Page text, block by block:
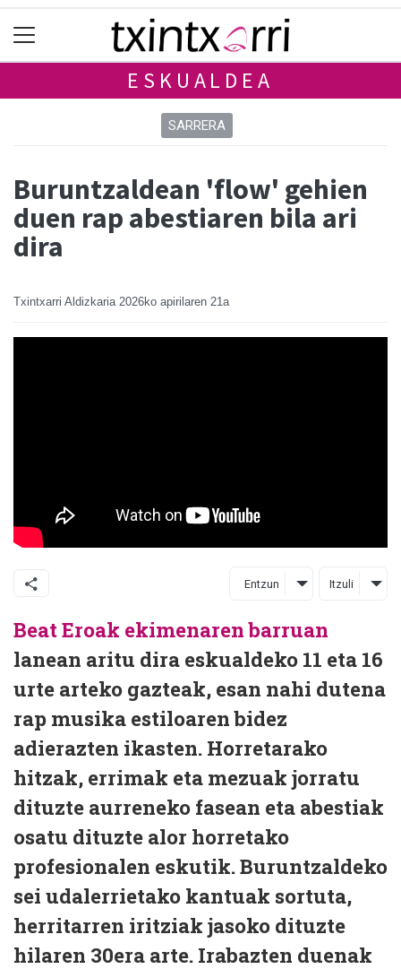
ESKUALDEA
SARRERA
Buruntzaldean 'flow' gehien
duen rap abestiaren bila ari
dira
Txintxarri Aldizkaria 2026ko apirilaren 21a
Entzun Itzuli
Beat Eroak ekimenaren barruan
lanean aritu dira eskualdeko 11 eta 16
urte arteko gazteak, esan nahi dutena
rap musika estiloaren bidez
adierazten ikasten. Horretarako
hitzak, errimak eta mezuak jorratu
dituzte aurreneko fasean eta abestiak
osatu dituzte alor horretako
profesionalen eskutik. Buruntzaldeko
sei udalerrietako kantuak sortuta,
herritarren iritziak jasoko dituzte
hilaren 30era arte. Irabazten duenak